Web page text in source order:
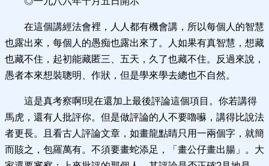
在這個講經法會裡，人人都有機會講，所以每個人的智慧
也露出來，每個人的愚痴也露出來了。人如果有真智慧，想藏
也藏不住，起初能藏匿三、五天，久了也藏不住。反過來說，
愚者本來想裝聰明、作狀，但是學來學去總也不自然。
這是真考察啊!現在還加上最後評論這個項目。你若講得
馬虎，還有人批評你。但是做評論的人不要嚕囌，講得比說法
者更長。且看古人評論文章，如畫龍點睛只用一兩個字，就簡
而賅之，包羅萬有。不須要畫蛇添足，「畫公仔畫出腸」。大